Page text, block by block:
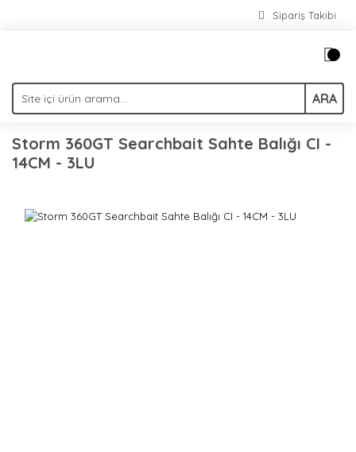
Sipariş Takibi
ARA
Storm 360GT Searchbait Sahte Balığı CI -
14CM - 3LU